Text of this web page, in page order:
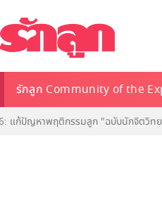
รักลูก Community of the
แก้ปัญหาพฤติกรรมลูก "ฉบับนักจิตวิ